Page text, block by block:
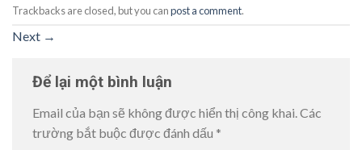
Trackbacks are closed, but you canpost a comment.
Next →
Để lại một bình luận
Email của bạn sẽ không được hiển thị công khai.Các
trường bắt buộc được đánh dấu *